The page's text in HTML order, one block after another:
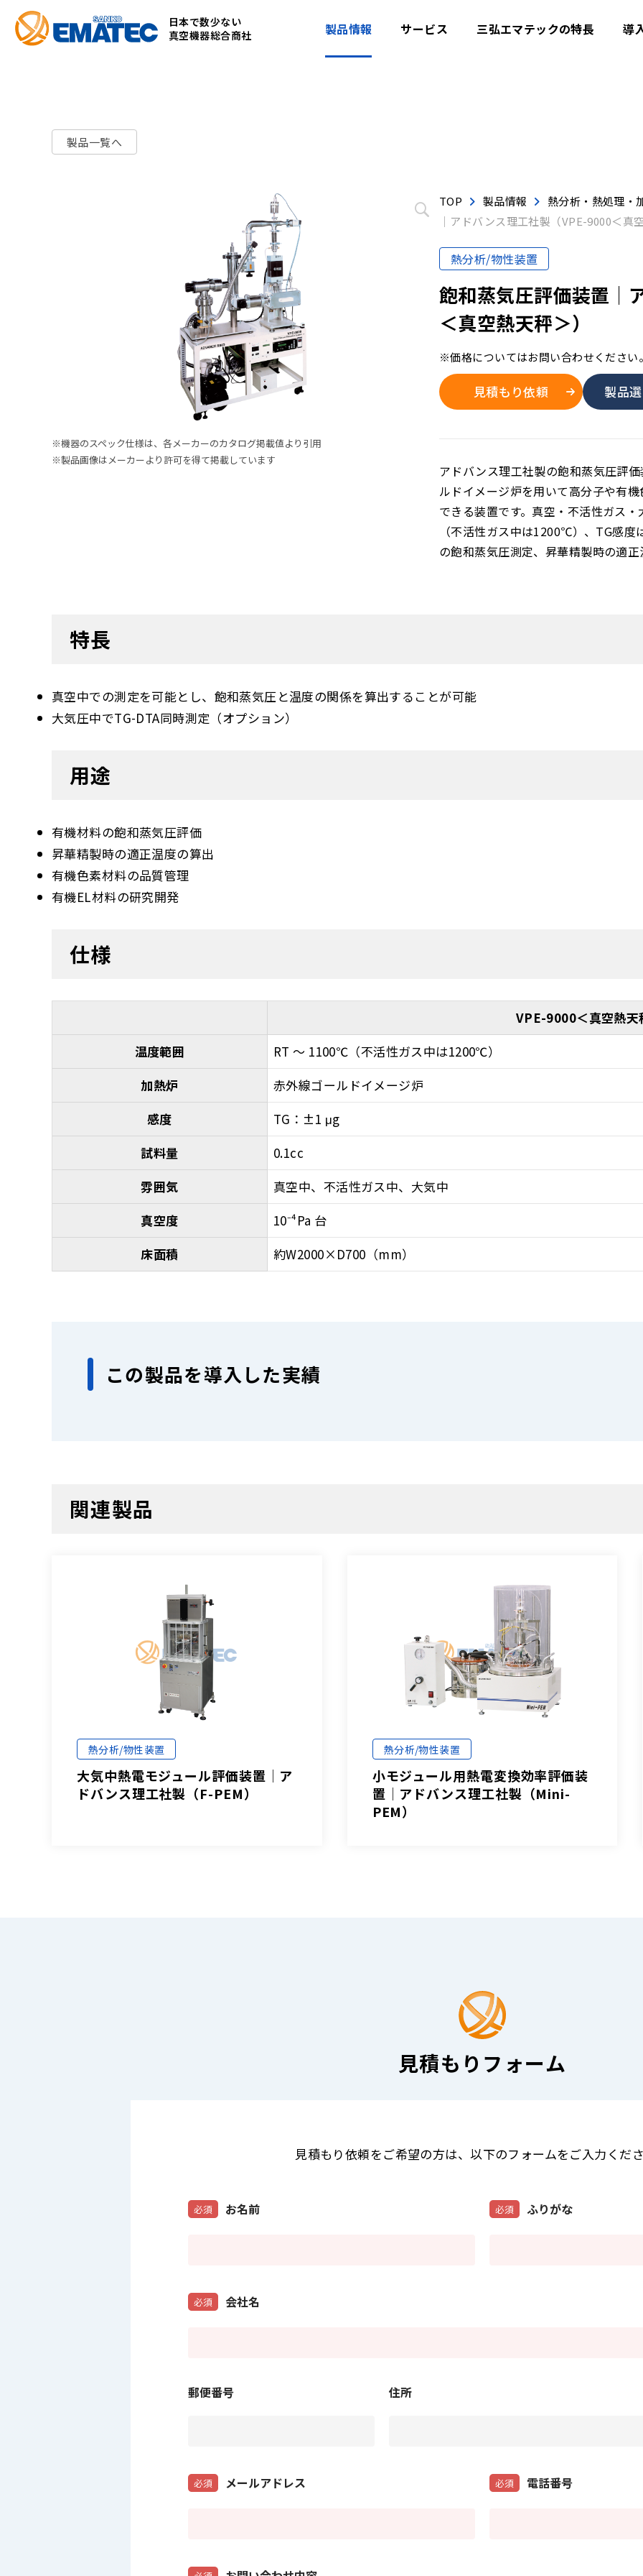
日本で数少ない
真空機器総合商社
製品情報 サービス 三弘エマテックの特長 導
製品一覧へ
※機器のスペック仕様は、各メーカーのカタログ掲載値より引用
※製品画像はメーカーより許可を得て掲載しています
TOP 製品情報
熱分析・熱処理・
│アドバンス理工社製（VPE-9000＜真
熱分析/物性装置
飽和蒸気圧評価装置│
＜真空熱天秤＞）
※価格についてはお問い合わせください
見積もり依頼 製品
アドバンス理工社製の飽和蒸気圧評
ルドイメージ炉を用いて高分子や有
できる装置です。真空・不活性ガス
（不活性ガス中は1200℃）、TG感
の飽和蒸気圧測定、昇華精製時の適
特長
真空中での測定を可能とし、飽和蒸気圧と温度の関係を算出することが可能
大気圧中でTG-DTA同時測定（オプション）
用途
有機材料の飽和蒸気圧評価
昇華精製時の適正温度の算出
有機色素材料の品質管理
有機EL材料の研究開発
仕様
VPE-9000＜真空熱天
温度範囲
RT ～ 1100℃（不活性ガス中は1200℃）
加熱炉
赤外線ゴールドイメージ炉
感度
TG：±1 μg
試料量
0.1cc
雰囲気
真空中、不活性ガス中、大気中
真空度
10⁻⁴Pa 台
床面積
約W2000×D700（mm）
この製品を導入した実績
関連製品
熱分析/物性装置
大気中熱電モジュール評価装置│ア
ドバンス理工社製（F-PEM）
熱分析/物性装置
小モジュール用熱電変換効率評価装
置│アドバンス理工社製（Mini-
PEM）
見積もりフォーム
見積もり依頼をご希望の方は、以下のフォームをご入力くだ
お名前
必須 ふりがな
必須
会社名
必須
郵便番号 住所
メールアドレス
必須 電話番号
必須